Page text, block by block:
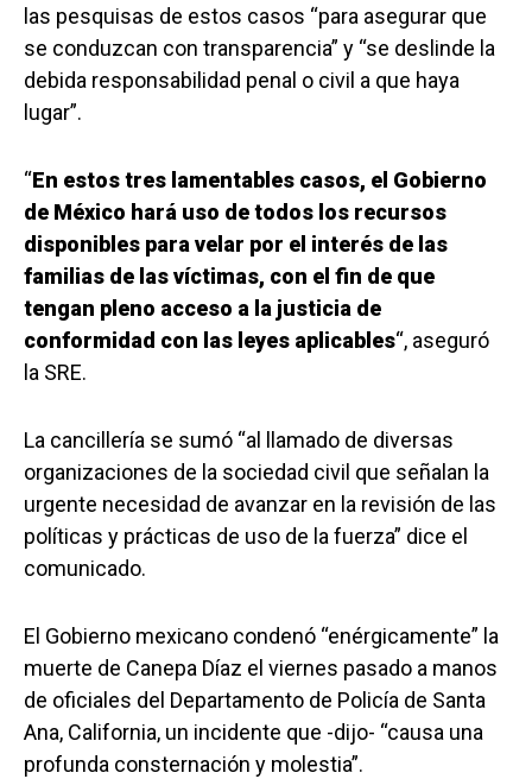
las pesquisas de estos casos “para asegurar que
se conduzcan con transparencia” y “se deslinde la
debida responsabilidad penal o civil a que haya
lugar”.
“En estos tres lamentables casos, el Gobierno
de México hará uso de todos los recursos
disponibles para velar por el interés de las
familias de las víctimas, con el fin de que
tengan pleno acceso a la justicia de
conformidad con las leyes aplicables“, aseguró
la SRE.
La cancillería se sumó “al llamado de diversas
organizaciones de la sociedad civil que señalan la
urgente necesidad de avanzar en la revisión de las
políticas y prácticas de uso de la fuerza” dice el
comunicado.
El Gobierno mexicano condenó “enérgicamente” la
muerte de Canepa Díaz el viernes pasado a manos
de oficiales del Departamento de Policía de Santa
Ana, California, un incidente que -dijo- “causa una
profunda consternación y molestia”.